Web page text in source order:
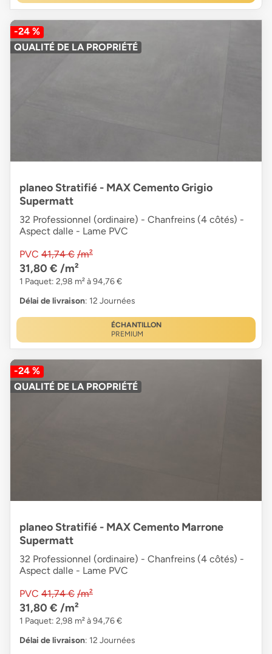
-24 %
QUALITÉ DE LA PROPRIÉTÉ
planeo Stratifié - MAX Cemento Grigio
Supermatt
32 Professionnel (ordinaire) - Chanfreins (4 côtés) -
Aspect dalle - Lame PVC
PVC 41,74 € /m²
31,80 € /m²
1 Paquet: 2,98 m² à 94,76 €
Délai de livraison: 12 Journées
ÉCHANTILLON
PREMIUM
-24 %
QUALITÉ DE LA PROPRIÉTÉ
planeo Stratifié - MAX Cemento Marrone
Supermatt
32 Professionnel (ordinaire) - Chanfreins (4 côtés) -
Aspect dalle - Lame PVC
PVC 41,74 € /m²
31,80 € /m²
1 Paquet: 2,98 m² à 94,76 €
Délai de livraison: 12 Journées